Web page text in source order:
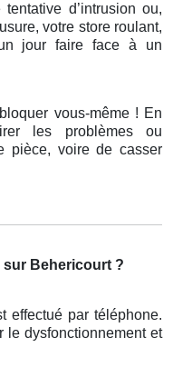
d’intrusion ou,
votre store roulant,
jour faire face à un
vous-même ! En
les problèmes ou
pièce, voire de casser
sur Behericourt ?
effectué par téléphone.
le dysfonctionnement et